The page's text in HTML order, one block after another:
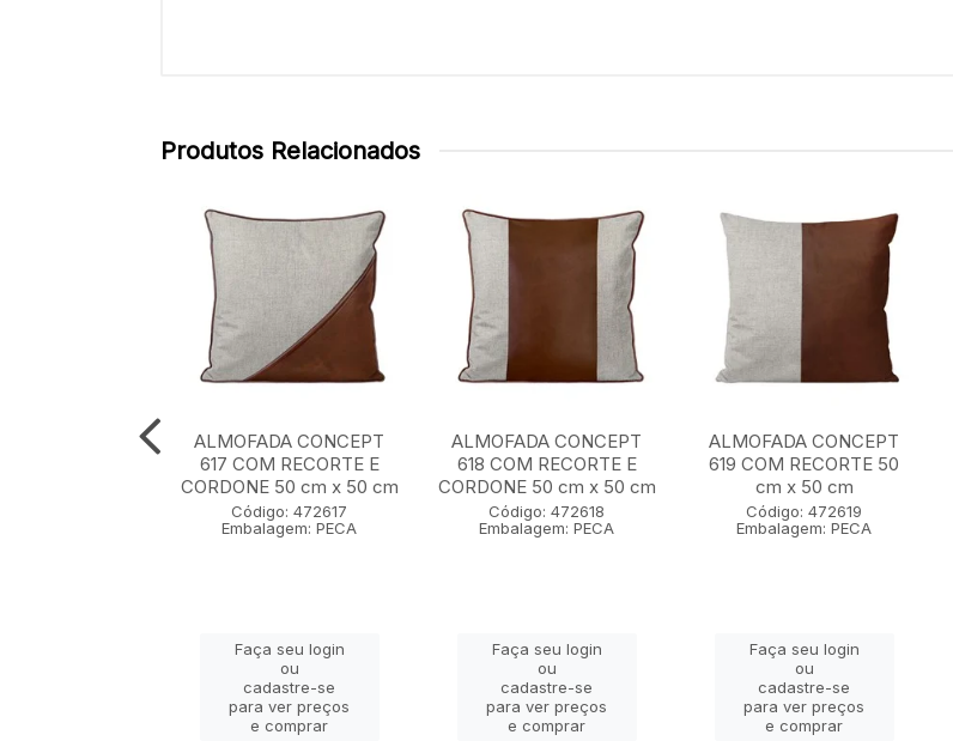
Produtos Relacionados
ALMOFADA CONCEPT
617 COM RECORTE E
CORDONE 50 cm x 50 cm
Código: 472617
Embalagem: PECA
Faça seu login
ou
cadastre-se
para ver preços
e comprar
ALMOFADA CONCEPT
618 COM RECORTE E
CORDONE 50 cm x 50 cm
Código: 472618
Embalagem: PECA
Faça seu login
ou
cadastre-se
para ver preços
e comprar
ALMOFADA CONCEPT
619 COM RECORTE 50
cm x 50 cm
Código: 472619
Embalagem: PECA
Faça seu login
ou
cadastre-se
para ver preços
e comprar